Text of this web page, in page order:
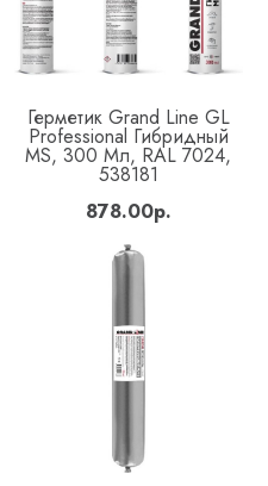
Купить
Герметик Grand Line GL
Professional Гибридный
MS, 300 Мл, RAL 7024,
538181
878.00р.